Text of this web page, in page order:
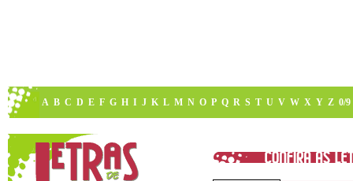
A B C D E F G H I J K L M N O P Q R S T U V W X Y Z 0/9